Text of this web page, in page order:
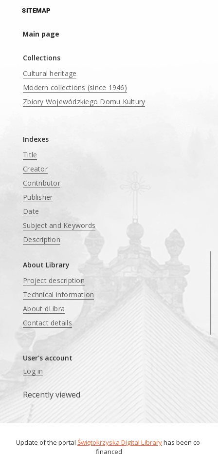
SITEMAP
Main page
Collections
Cultural heritage
Modern collections (since 1946)
Zbiory Wojewódzkiego Domu Kultury
Indexes
Title
Creator
Contributor
Publisher
Date
Subject and Keywords
Description
About Library
Project description
Technical information
About dLibra
Contact details
User's account
Log in
Recently viewed
Update of the portal Świętokrzyska Digital Libraryhas been co-
financed